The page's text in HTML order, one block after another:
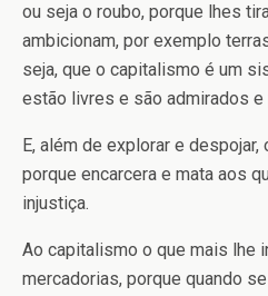
ou seja o roubo, porque lhes
ambicionam, por exemplo
seja, que o capitalismo é um
estão livres e são admirados
E, além de explorar e
porque encarcera e mata aos
injustiça.
Ao capitalismo o que mais lhe
mercadorias, porque quando